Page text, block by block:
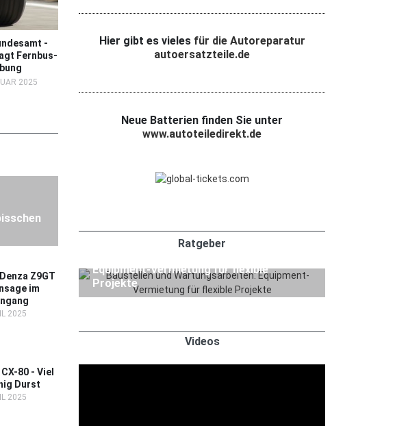
-
Fernbus-
2025
Z9GT
im
2025
80 - Viel
Durst
2025
Hier gibt es vieles für die Autoreparatur
autoersatzteile.de
Neue Batterien finden Sie unter
www.autoteiledirekt.de
Ratgeber
Ratgeber 1. APRIL 2026
Equipment-Vermietung für flexible
Projekte
Videos